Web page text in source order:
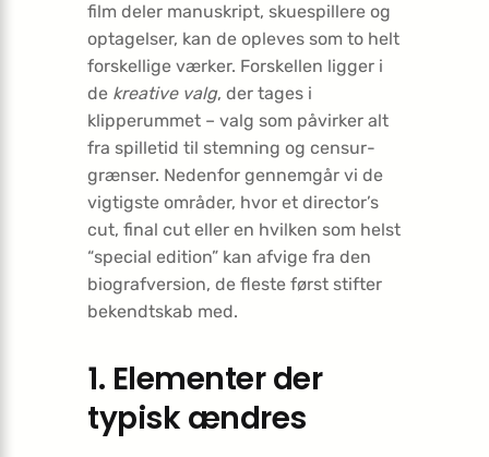
film deler manuskript, skuespillere og
optagelser, kan de opleves som to helt
forskellige værker. Forskellen ligger i
de kreative valg, der tages i
klipperummet – valg som påvirker alt
fra spilletid til stemning og censur­­­­­
grænser. Nedenfor gennemgår vi de
vigtigste områder, hvor et director’s
cut, final cut eller en hvilken som helst
“special edition” kan afvige fra den
biografversion, de fleste først stifter
bekendtskab med.
1. Elementer der
typisk ændres